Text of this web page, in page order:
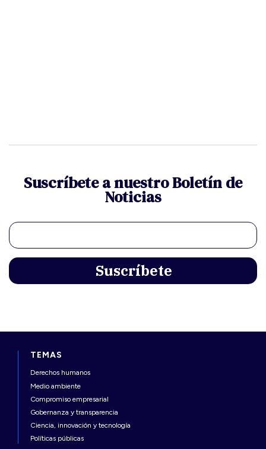
Suscríbete a nuestro Boletín de
Noticias
TEMAS
Derechos humanos
Medio ambiente
Compromiso empresarial
Gobernanza y transparencia
Ciencia, innovación y tecnología
Políticas públicas